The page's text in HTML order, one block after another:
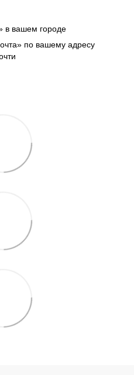
в вашем городе
по вашему адресу